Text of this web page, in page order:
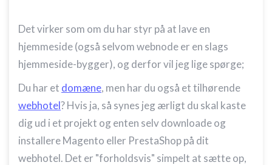
Det virker som om du har styr på at lave en
hjemmeside (også selvom webnode er en slags
hjemmeside-bygger), og derfor vil jeg lige spørge;
Du har et domæne, men har du også et tilhørende
webhotel? Hvis ja, så synes jeg ærligt du skal kaste
dig ud i et projekt og enten selv downloade og
installere Magento eller PrestaShop på dit
webhotel. Det er "forholdsvis" simpelt at sætte op,